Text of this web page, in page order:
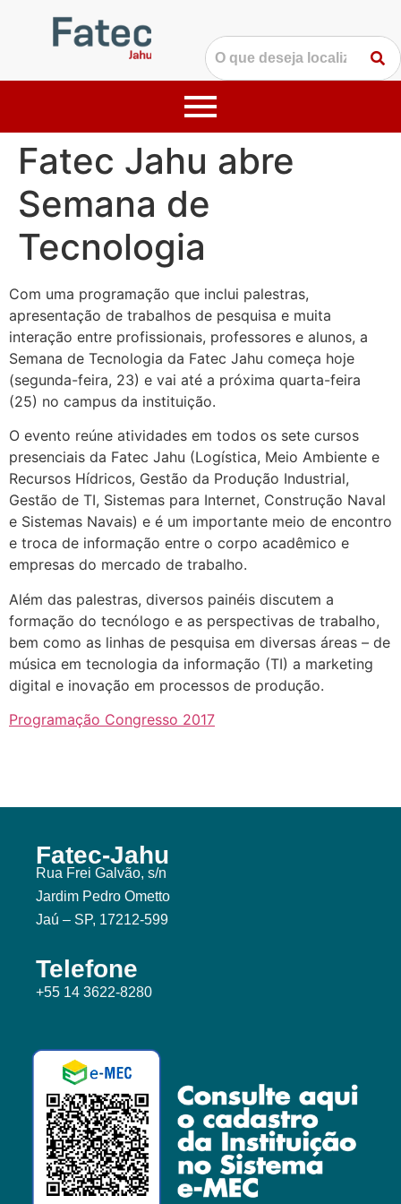
Fatec Jahu abre
Semana de
Tecnologia
Com uma programação que inclui palestras,
apresentação de trabalhos de pesquisa e muita
interação entre profissionais, professores e alunos, a
Semana de Tecnologia da Fatec Jahu começa hoje
(segunda-feira, 23) e vai até a próxima quarta-feira
(25) no campus da instituição.
O evento reúne atividades em todos os sete cursos
presenciais da Fatec Jahu (Logística, Meio Ambiente e
Recursos Hídricos, Gestão da Produção Industrial,
Gestão de TI, Sistemas para Internet, Construção Naval
e Sistemas Navais) e é um importante meio de encontro
e troca de informação entre o corpo acadêmico e
empresas do mercado de trabalho.
Além das palestras, diversos painéis discutem a
formação do tecnólogo e as perspectivas de trabalho,
bem como as linhas de pesquisa em diversas áreas – de
música em tecnologia da informação (TI) a marketing
digital e inovação em processos de produção.
Programação Congresso 2017
Fatec-Jahu
Rua Frei Galvão, s/n
Jardim Pedro Ometto
Jaú – SP, 17212-599
Telefone
+55 14 3622-8280